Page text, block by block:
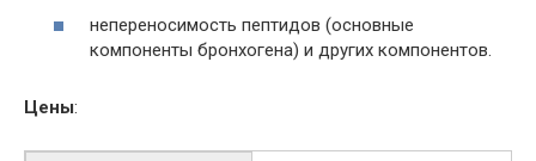
непереносимость пептидов (основные
компоненты бронхогена) и других компонентов.
Цены: